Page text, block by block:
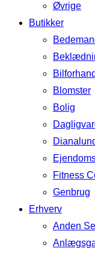
Øvrige
Butikker
Blomster
Bolig
Fitness
Genbrug
Erhverv
Anden